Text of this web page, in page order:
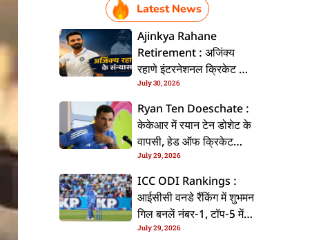
Latest News
Ajinkya Rahane
Retirement : अजिंक्य
रहाणे इंटरनेशनल क्रिकेट से
ललें संन्यास, सोशल मीडिया
पs पोस्ट कs के कइलें एलान
July 30, 2026
Ryan Ten Doeschate :
केकेआर में रयान टेन डोशेट के
वापसी, हेड ऑफ क्रिकेट
स्ट्रेटजी के जिम्मेदारी संभरिहें
July 29, 2026
ICC ODI Rankings :
आईसीसी वनडे रैंकिंग में शुभमन
गिल बनलें नंबर-1, टॉप-5 में
भारत के तीन बल्लेबाज
July 29, 2026